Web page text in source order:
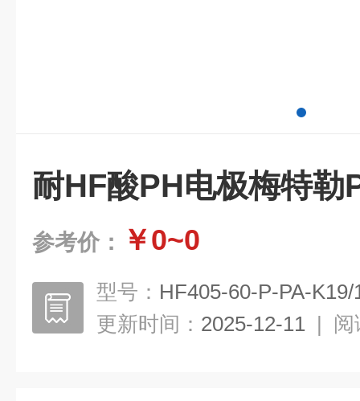
耐HF酸PH电极梅特勒
参考价： ￥0~0
型号： HF405-60-P-PA-K19/
更新时间： 2025-12-11 | 阅